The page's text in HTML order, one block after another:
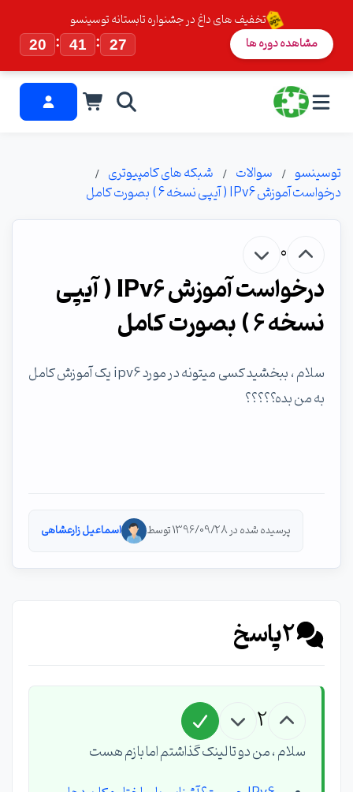
تخفیف های داغ در جشنواره تابستانه توسینسو
20
: 41 : 26 مشاهده دوره ها
توسینسو سوالات
شبکه های کامپیوتری
درخواست آموزش IPv6 ( آیپی نسخه 6 ) بصورت کامل
0
درخواست آموزش IPv6 ( آیپی
نسخه 6 ) بصورت کامل
سلام ، ببخشید کسی میتونه در مورد ipv6 یک آموزش کامل
به من بده؟؟؟؟؟
پرسیده شده در 1396/09/28 توسط اسماعیل زارعشاهی
2پاسخ
2
سلام ، من دو تا لینک گذاشتم اما بازم هست